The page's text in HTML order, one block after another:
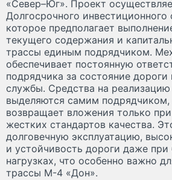
«Север–Юг». Проект
Долгосрочного
которое предполагает
текущего содержания и
трассы единым подрядчиком.
обеспечивает постоянную
подрядчика за состояние дороги
службы. Средства на реализацию
выделяются самим
возвращает вложения только
жестких стандартов качества.
долговечную эксплуатацию,
и устойчивость дороги даже при
нагрузках, что особенно важно
трассы М-4 «Дон».